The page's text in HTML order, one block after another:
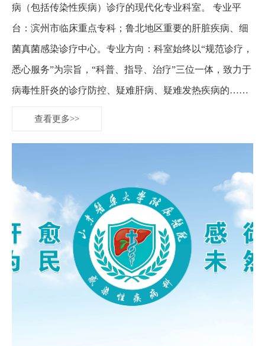
病（包括传染性疾病）诊疗的现代化专业科室。 专业平
台：滨州市临床重点专科；鲁北地区重要的肝脏疾病、细
菌真菌感染诊疗中心。专业方向：科室始终以“规范诊疗，
悉心服务”为宗旨，“科普、指导、治疗”三位一体，致力于
病毒性肝炎的诊疗防控、疑难肝病、疑难发热疾病的……
查看更多>>